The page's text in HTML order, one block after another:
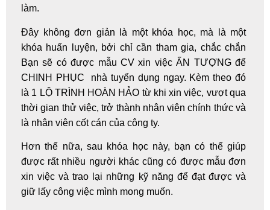
làm.
Đây không đơn giản là một khóa học, mà là một
khóa huấn luyện, bởi chỉ cần tham gia, chắc chắn
Bạn sẽ có được mẫu CV xin việc ẤN TƯỢNG để
CHINH PHỤC nhà tuyển dụng ngay. Kèm theo đó
là 1 LỘ TRÌNH HOÀN HẢO từ khi xin việc, vượt qua
thời gian thử việc, trở thành nhân viên chính thức và
là nhân viên cốt cán của công ty.
Hơn thế nữa, sau khóa học này, bạn có thể giúp
được rất nhiều người khác cũng có được mẫu đơn
xin việc và trao lại những kỹ năng để đạt được và
giữ lấy công việc mình mong muốn.